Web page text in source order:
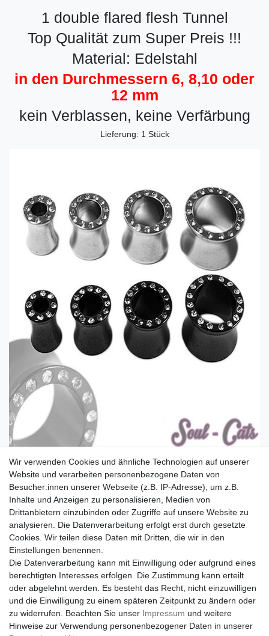
1 double flared flesh Tunnel
Top Qualität zum Super Preis !!!
Material: Edelstahl
in den Durchmessern 6, 8,10 oder
12 mm
kein Verblassen, keine Verfärbung
Lieferung: 1 Stück
Außenlänge ca. 10 mm
Innenmaß ca. 6 mm
beim Kauf mehrer Teile bezahlen Sie
natürlich nur einmal Versandkosten
!!!
Bitte beachten Sie, dass die Versandart "Warensendung" ein
Paketlaufzeit von bis zu 9 Werktagen nach sich ziehen kann.
Der Versand erfogt am nächsten Wochentag nach
Zahlungseingang.
Wir verwenden Cookies und ähnliche Technologien auf unserer
Website und verarbeiten personenbezogene Daten von
Besucher:innen unserer Webseite (z.B. IP-Adresse), um z.B.
Inhalte und Anzeigen zu personalisieren, Medien von
Drittanbietern einzubinden oder Zugriffe auf unsere Website zu
analysieren. Die Datenverarbeitung erfolgt erst durch gesetzte
Cookies. Wir teilen diese Daten mit Dritten, die wir in den
Einstellungen benennen.
Die Datenverarbeitung kann mit Einwilligung oder aufgrund eines
berechtigten Interesses erfolgen. Die Zustimmung kann erteilt
oder abgelehnt werden. Es besteht das Recht, nicht einzuwilligen
und die Einwilligung zu einem späteren Zeitpunkt zu ändern oder
zu widerrufen. Beachten Sie unser Impressum und weitere
Hinweise zur Verwendung personenbezogener Daten in unserer